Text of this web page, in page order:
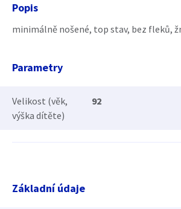
Popis
minimálně nošené, top stav, bez fleků,
Parametry
Velikost (věk,
výška dítěte)
92
Základní údaje